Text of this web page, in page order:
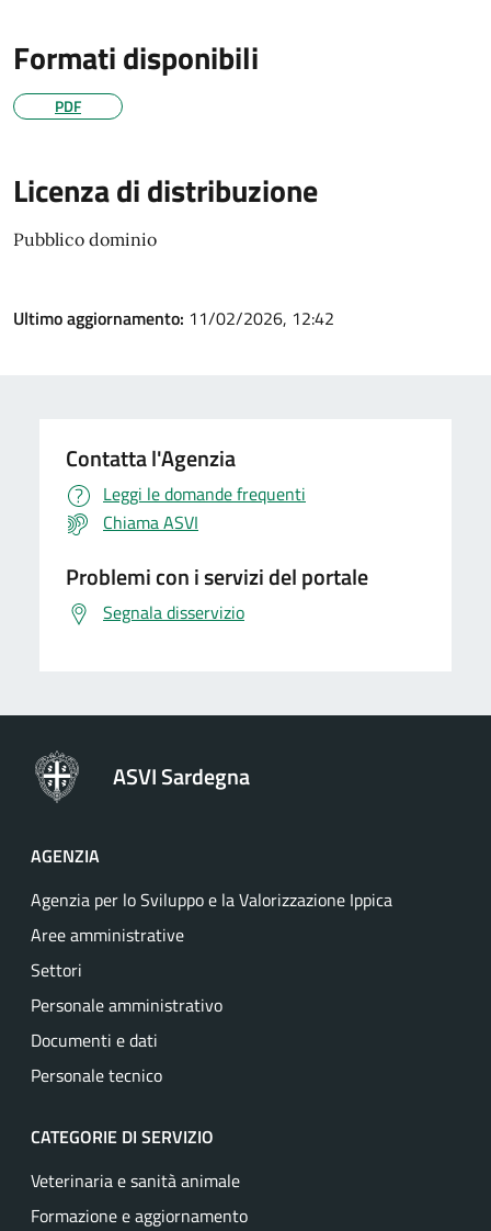
Formati disponibili
PDF
Licenza di distribuzione
Pubblico dominio
Ultimo aggiornamento: 11/02/2026, 12:42
Contatta l'Agenzia
Leggi le domande frequenti
Chiama ASVI
Problemi con i servizi del portale
Segnala disservizio
ASVI Sardegna
AGENZIA
Agenzia per lo Sviluppo e la Valorizzazione Ippica
Aree amministrative
Settori
Personale amministrativo
Documenti e dati
Personale tecnico
CATEGORIE DI SERVIZIO
Veterinaria e sanità animale
Formazione e aggiornamento